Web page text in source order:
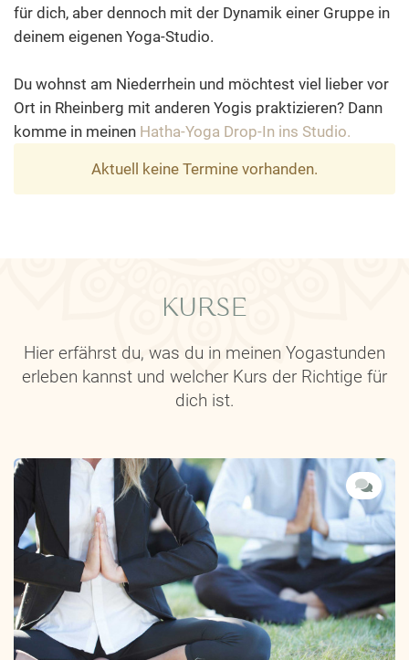
für dich, aber dennoch mit der Dynamik einer Gruppe in
deinem eigenen Yoga-Studio.
Du wohnst am Niederrhein und möchtest viel lieber vor
Ort in Rheinberg mit anderen Yogis praktizieren? Dann
komme in meinen Hatha-Yoga Drop-In ins Studio.
Aktuell keine Termine vorhanden.
KURSE
Hier erfährst du, was du in meinen Yogastunden
erleben kannst und welcher Kurs der Richtige für
dich ist.